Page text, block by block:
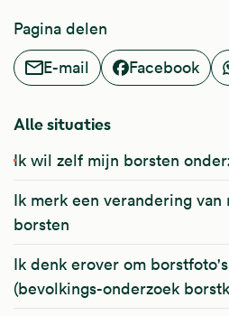
Pagina delen
E-mail
Facebook
Alle situaties
Ik wil zelf mijn borsten
Ik merk een verandering
borsten
Ik denk erover om
(bevolkings-onderzoek